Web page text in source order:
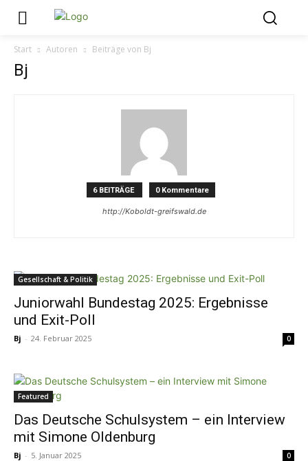
Start Autoren Beiträge von Bj
Bj
6 BEITRÄGE 0 Kommentare
http://Koboldt-greifswald.de
Gesellschaft & Politik
Juniorwahl Bundestag 2025: Ergebnisse
und Exit-Poll
Bj - 24. Februar 2025 0
Featured
Das Deutsche Schulsystem – ein Interview
mit Simone Oldenburg
Bj - 5. Januar 2025 0